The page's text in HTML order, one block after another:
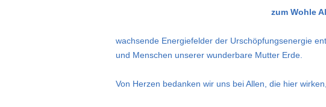
zum Wohle
wachsende Energiefelder der Urschöpfungsenergie
und Menschen unserer wunderbare Mutter Erde.
Von Herzen bedanken wir uns bei Allen, die hier